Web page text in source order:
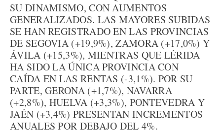
SU DINAMISMO, CON AUMENTOS
GENERALIZADOS. LAS MAYORES SUBIDAS
SE HAN REGISTRADO EN LAS PROVINCIAS
DE SEGOVIA (+19,9%), ZAMORA (+17,0%) Y
ÁVILA (+15,3%), MIENTRAS QUE LÉRIDA
HA SIDO LA ÚNICA PROVINCIA CON
CAÍDA EN LAS RENTAS (-3,1%). POR SU
PARTE, GERONA (+1,7%), NAVARRA
(+2,8%), HUELVA (+3,3%), PONTEVEDRA Y
JAÉN (+3,4%) PRESENTAN INCREMENTOS
ANUALES POR DEBAJO DEL 4%.